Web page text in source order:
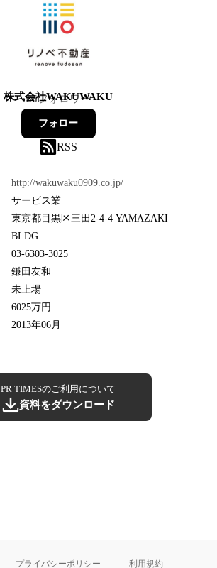
株式会社WAKUWAKU
66フォロワー
フォロー
RSS
http://wakuwaku0909.co.jp/
サービス業
東京都目黒区三田2-4-4 YAMAZAKI
BLDG
03-6303-3025
鎌田友和
未上場
6025万円
2013年06月
PR TIMESのご利用について
資料をダウンロード
プライバシーポリシー 利用規約